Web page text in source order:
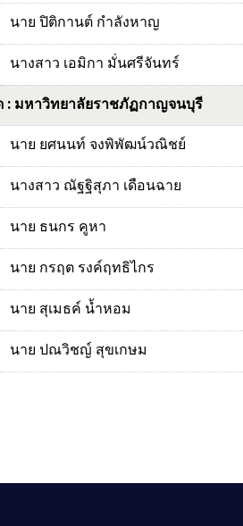
นาย ปิติกานต์ กำลังหาญ
นางสาว เอมิกา มั่นศรีจันทร์
: มหาวิทยาลัยราชภัฏกาญจนบุรี
นาย ยศนนท์ จงพิพัฒน์วณิชย์
นางสาว ณัฐฐิสุภา เดือนฉาย
นาย ธนกร คูหา
นาย กรฤต รงค์ฤทธิไกร
นาย สุเมธค์ น้ำหอม
นาย ปณวิชญ์ สุขเกษม